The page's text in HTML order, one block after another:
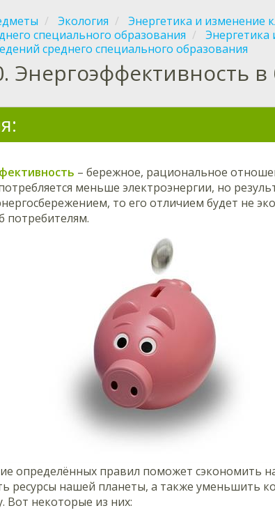
Экология
Энергетика и изменение
специального образования
Энергетика
среднего специального образования
Энергоэффективность в
– бережное, рациональное
меньше электроэнергии, но
то его отличием будет не
потребителям.
определённых правил поможет сэкономить
ресурсы нашей планеты, а также уменьшить
Вот некоторые из них: